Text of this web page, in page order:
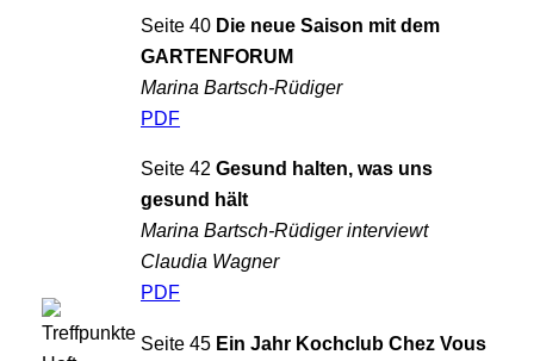
Seite 40 Die neue Saison mit dem
GARTENFORUM
Marina Bartsch-Rüdiger
PDF
Seite 42 Gesund halten, was uns
gesund hält
Marina Bartsch-Rüdiger interviewt
Claudia Wagner
PDF
Seite 45 Ein Jahr Kochclub Chez Vous